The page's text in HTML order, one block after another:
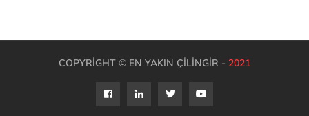
COPYRIGHT © EN YAKIN ÇILINGIR - 2021